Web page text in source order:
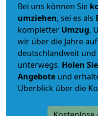
Bei uns können Sie
umziehen, sei es als
kompletter Umzug.
wir über die Jahre
deutschlandweit
unterwegs. Holen
Angebote und
Überblick über die